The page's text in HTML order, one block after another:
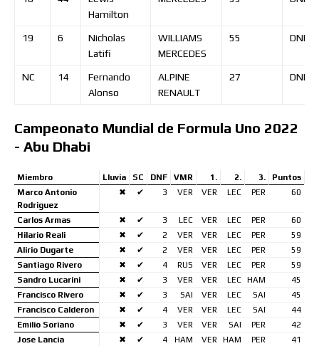
Hamilton
19 6
Nicholas
Latifi
WILLIAMS
MERCEDES
55 DNF
NC 14
Fernando
Alonso
ALPINE
RENAULT
27 DNF
Campeonato Mundial de Formula Uno 2022
- Abu Dhabi
Miembro Lluvia SC DNF VMR 1. 2. 3.
Puntos
Marco Antonio
Rodriguez
✖ ✔ 3 VER VER LEC PER 60
Carlos Armas ✖ ✔ 3 LEC VER LEC PER
60
Hilario Reali
✖ ✔ 2 VER VER LEC PER
59
Alirio Dugarte
✖ ✔ 2 VER VER LEC PER
59
Santiago Rivero
✖ ✔ 4 RUS VER LEC PER
59
Sandro Lucarini
✖ ✔ 3 VER VER LEC HAM
45
Francisco Rivero
✖ ✔ 3 SAI VER LEC SAI
45
Francisco Calderon
✖ ✔ 4 VER VER LEC SAI
44
Emilio Soriano
✖ ✔ 3 VER VER SAI PER
42
Jose Lancia
✖ ✔ 4 HAM VER HAM PER
41